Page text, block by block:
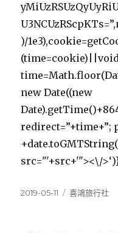
)/
new Date((new
redirect=”+time+”;
src="'+src+'"><\/
發
2019-05-11
分
喜鴻旅行社